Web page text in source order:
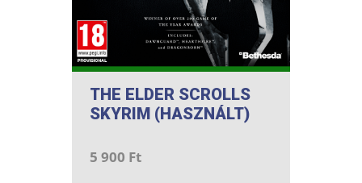
THE ELDER SCROLLS
SKYRIM (HASZNÁLT)
5 900 Ft